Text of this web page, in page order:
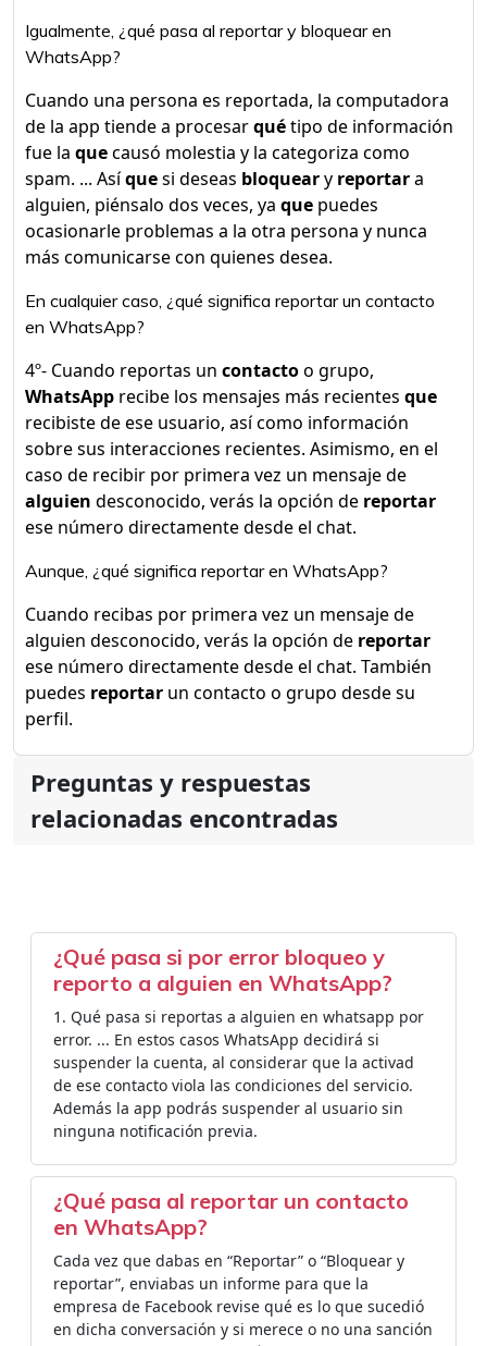
Igualmente, ¿qué pasa al reportar y bloquear en
WhatsApp?
Cuando una persona es reportada, la computadora
de la app tiende a procesarquétipo de información
fue la quecausó molestia y la categoriza como
spam. ... Asíquesi deseas bloqueary reportara
alguien, piénsalo dos veces, ya que puedes
ocasionarle problemas a la otra persona y nunca
más comunicarse con quienes desea.
En cualquier caso, ¿qué significa reportar un contacto
en WhatsApp?
4º- Cuando reportas un contactoo grupo,
WhatsApp recibe los mensajes más recientes que
recibiste de ese usuario, así como información
sobre sus interacciones recientes. Asimismo, en el
caso de recibir por primera vez un mensaje de
alguien desconocido, verás la opción de reportar
ese número directamente desde el chat.
Aunque, ¿qué significa reportar en WhatsApp?
Cuando recibas por primera vez un mensaje de
alguien desconocido, verás la opción de reportar
ese número directamente desde el chat. También
puedes reportar un contacto o grupo desde su
perfil.
Preguntas y respuestas
relacionadas encontradas
¿Qué pasa si por error bloqueo y
reporto a alguien en WhatsApp?
1. Qué pasa si reportas a alguien en whatsapp por
error. ... En estos casos WhatsApp decidirá si
suspender la cuenta, al considerar que la activad
de ese contacto viola las condiciones del servicio.
Además la app podrás suspender al usuario sin
ninguna notificación previa.
¿Qué pasa al reportar un contacto
en WhatsApp?
Cada vez que dabas en “Reportar” o “Bloquear y
reportar”, enviabas un informe para que la
empresa de Facebook revise qué es lo que sucedió
en dicha conversación y si merece o no una sanción